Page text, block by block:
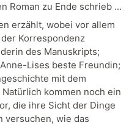
Roman zu Ende schrieb ...
erzählt, wobei vor allem
Korrespondenz
des Manuskripts;
Lises beste Freundin;
mit dem
kommen noch ein
die ihre Sicht der Dinge
versuchen, wie das